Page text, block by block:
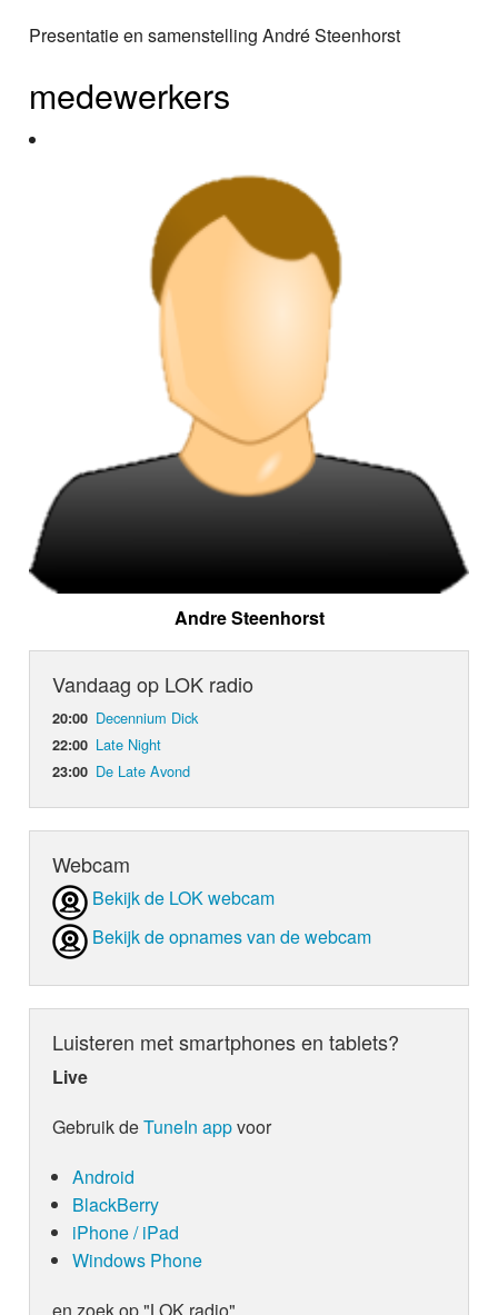
Presentatie en samenstelling André Steenhorst
medewerkers
Andre Steenhorst
Vandaag op LOK radio
20:00 Decennium Dick
22:00 Late Night
23:00 De Late Avond
Webcam
Bekijk de LOK webcam
Bekijk de opnames van de webcam
Luisteren met smartphones en tablets?
Live
Gebruik deTuneIn appvoor
Android
BlackBerry
iPhone / iPad
Windows Phone
en zoek op "LOK radio"